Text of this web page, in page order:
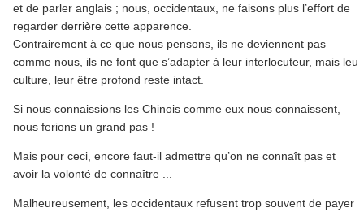
et de parler anglais ; nous, occidentaux, ne faisons plus l’effort de
regarder derrière cette apparence.
Contrairement à ce que nous pensons, ils ne deviennent pas
comme nous, ils ne font que s’adapter à leur interlocuteur, mais leur
culture, leur être profond reste intact.
Si nous connaissions les Chinois comme eux nous connaissent,
nous ferions un grand pas !
Mais pour ceci, encore faut-il admettre qu’on ne connaît pas et
avoir la volonté de connaître ...
Malheureusement, les occidentaux refusent trop souvent de payer